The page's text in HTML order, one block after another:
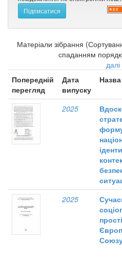
Матеріали зібрання
спаданням
далі
Попередній
перегляд
Дата
випуску
Назва
2025
2025